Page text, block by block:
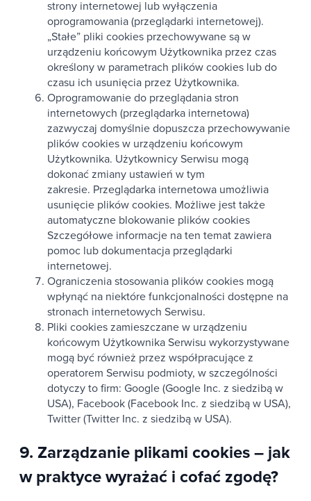
strony internetowej lub wyłączenia
oprogramowania (przeglądarki internetowej).
„Stałe” pliki cookies przechowywane są w
urządzeniu końcowym Użytkownika przez czas
określony w parametrach plików cookies lub do
czasu ich usunięcia przez Użytkownika.
Oprogramowanie do przeglądania stron
internetowych (przeglądarka internetowa)
zazwyczaj domyślnie dopuszcza przechowywanie
plików cookies w urządzeniu końcowym
Użytkownika. Użytkownicy Serwisu mogą
dokonać zmiany ustawień w tym
zakresie. Przeglądarka internetowa umożliwia
usunięcie plików cookies. Możliwe jest także
automatyczne blokowanie plików cookies
Szczegółowe informacje na ten temat zawiera
pomoc lub dokumentacja przeglądarki
internetowej.
Ograniczenia stosowania plików cookies mogą
wpłynąć na niektóre funkcjonalności dostępne na
stronach internetowych Serwisu.
Pliki cookies zamieszczane w urządzeniu
końcowym Użytkownika Serwisu wykorzystywane
mogą być również przez współpracujące z
operatorem Serwisu podmioty, w szczególności
dotyczy to firm: Google (Google Inc. z siedzibą w
USA), Facebook (Facebook Inc. z siedzibą w USA),
Twitter (Twitter Inc. z siedzibą w USA).
9. Zarządzanie plikami cookies – jak
w praktyce wyrażać i cofać zgodę?